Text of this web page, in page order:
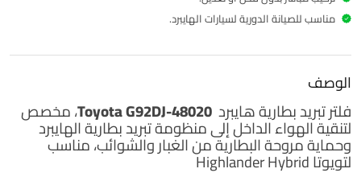
مناسب للصيانة الدورية لسيارات الهايبرد.
الوصف
فلتر تبريد بطارية هايبرد Toyota G92DJ-48020، مخصص
لتنقية الهواء الداخل إلى منظومة تبريد بطارية الهايبرد
وحماية مروحة البطارية من الغبار والشوائب، مناسب
لتويوتا Highlander Hybrid